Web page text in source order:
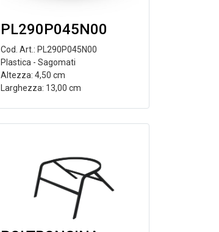
PL290P045N00
Cod. Art.: PL290P045N00
Plastica - Sagomati
Altezza: 4,50 cm
Larghezza: 13,00 cm